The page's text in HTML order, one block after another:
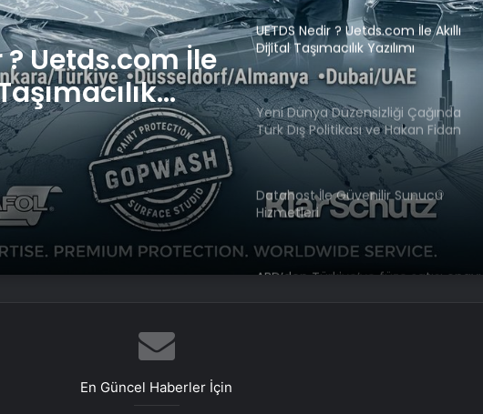
? Uetds.com İle
UETDS Nedir ? Uetds.com İle Akıllı
Dijital Taşımacılık Yazılımı
Yeni Dünya Düzensizliği Çağında
Türk Dış Politikası ve Hakan Fidan
Faktörü
Datahost İle Güvenilir Sunucu
Hizmetleri
ABD’den Türkiye’ye füze satışı onayı
En Güncel Haberler İçin